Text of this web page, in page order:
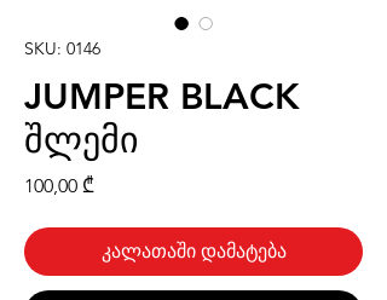
SKU: 0146
JUMPER BLACK
შლემი
100,00 ₾
კალათაში დამატება